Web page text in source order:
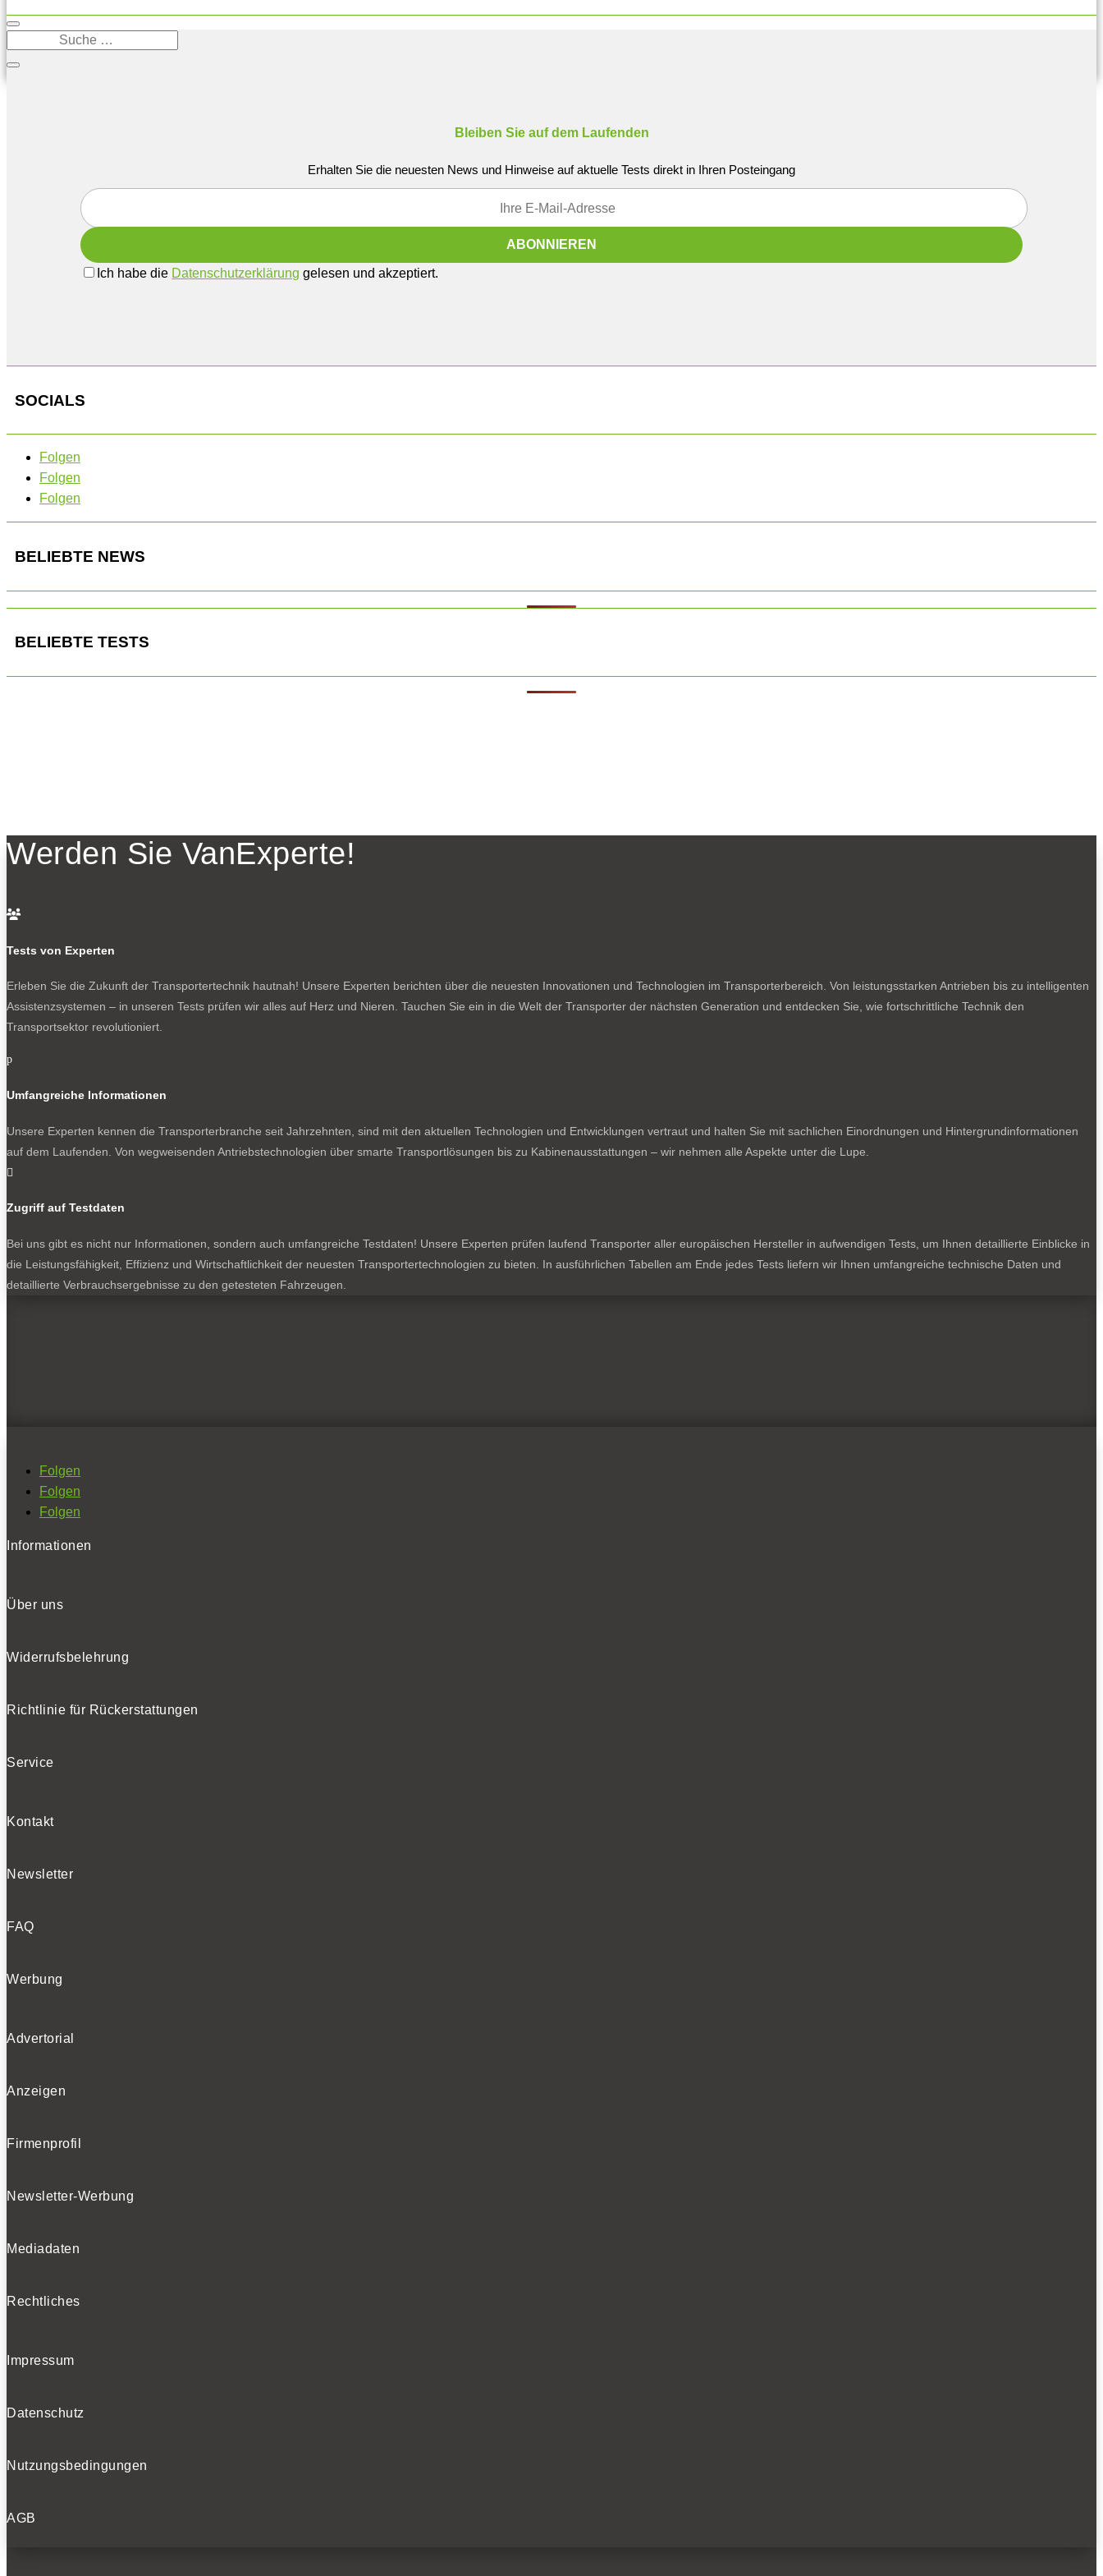
Bleiben Sie auf dem Laufenden
Erhalten Sie die neuesten News und Hinweise auf aktuelle Tests direkt in Ihren Posteingang
Ich habe die Datenschutzerklärung gelesen und akzeptiert.
SOCIALS
Folgen
Folgen
Folgen
BELIEBTE NEWS
BELIEBTE TESTS
Werden Sie VanExperte!

Tests von Experten
Erleben Sie die Zukunft der Transportertechnik hautnah! Unsere Experten berichten über die neuesten Innovationen und Technologien im Transporterbereich. Von leistungsstarken Antrieben bis zu intelligenten
Assistenzsystemen – in unseren Tests prüfen wir alles auf Herz und Nieren. Tauchen Sie ein in die Welt der Transporter der nächsten Generation und entdecken Sie, wie fortschrittliche Technik den
Transportsektor revolutioniert.
p
Umfangreiche Informationen
Unsere Experten kennen die Transporterbranche seit Jahrzehnten, sind mit den aktuellen Technologien und Entwicklungen vertraut und halten Sie mit sachlichen Einordnungen und Hintergrundinformationen
auf dem Laufenden. Von wegweisenden Antriebstechnologien über smarte Transportlösungen bis zu Kabinenausstattungen – wir nehmen alle Aspekte unter die Lupe.

Zugriff auf Testdaten
Bei uns gibt es nicht nur Informationen, sondern auch umfangreiche Testdaten! Unsere Experten prüfen laufend Transporter aller europäischen Hersteller in aufwendigen Tests, um Ihnen detaillierte Einblicke in
die Leistungsfähigkeit, Effizienz und Wirtschaftlichkeit der neuesten Transportertechnologien zu bieten. In ausführlichen Tabellen am Ende jedes Tests liefern wir Ihnen umfangreiche technische Daten und
detaillierte Verbrauchsergebnisse zu den getesteten Fahrzeugen.
Folgen
Folgen
Folgen
Informationen
Über uns
Widerrufsbelehrung
Richtlinie für Rückerstattungen
Service
Kontakt
Newsletter
FAQ
Werbung
Advertorial
Anzeigen
Firmenprofil
Newsletter-Werbung
Mediadaten
Rechtliches
Impressum
Datenschutz
Nutzungsbedingungen
AGB